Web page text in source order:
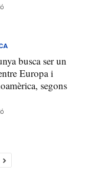
busca ser un
Europa i
segons